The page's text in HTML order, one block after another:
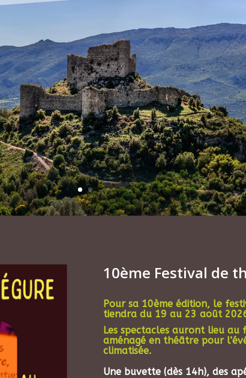
10ème Festival de
Pour sa 10ème édition, le
tiendra du 19 au 23 août
Les spectacles auront lieu au
aménagé en théâtre pour
climatisée.
Une buvette (dès 14h), des